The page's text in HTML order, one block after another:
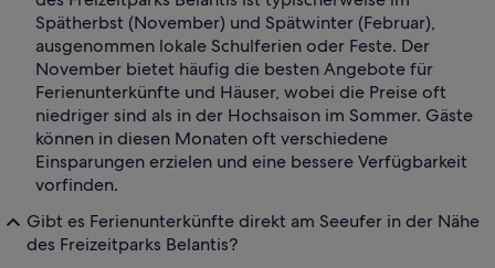
Spätherbst (November) und Spätwinter (Februar),
ausgenommen lokale Schulferien oder Feste. Der
November bietet häufig die besten Angebote für
Ferienunterkünfte und Häuser, wobei die Preise oft
niedriger sind als in der Hochsaison im Sommer. Gäste
können in diesen Monaten oft verschiedene
Einsparungen erzielen und eine bessere Verfügbarkeit
vorfinden.
Gibt es Ferienunterkünfte direkt am Seeufer in der Nähe
des Freizeitparks Belantis?